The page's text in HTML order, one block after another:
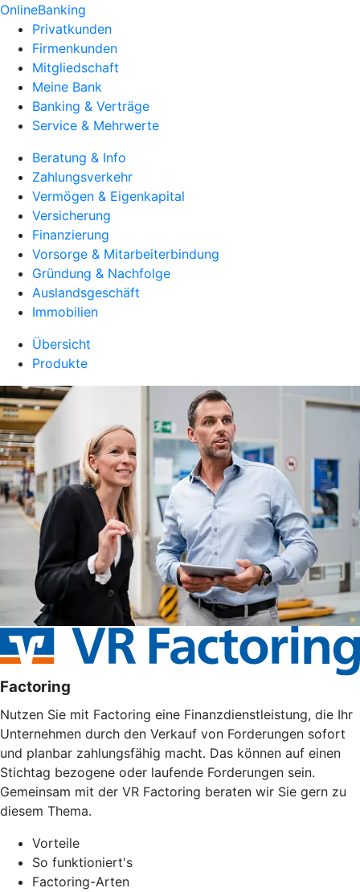
OnlineBanking
Privatkunden
Firmenkunden
Mitgliedschaft
Meine Bank
Banking & Verträge
Service & Mehrwerte
Beratung & Info
Zahlungsverkehr
Vermögen & Eigenkapital
Versicherung
Finanzierung
Vorsorge & Mitarbeiterbindung
Gründung & Nachfolge
Auslandsgeschäft
Immobilien
Übersicht
Produkte
Factoring
Nutzen Sie mit Factoring eine Finanzdienstleistung, die Ihr
Unternehmen durch den Verkauf von Forderungen sofort
und planbar zahlungsfähig macht. Das können auf einen
Stichtag bezogene oder laufende Forderungen sein.
Gemeinsam mit der VR Factoring beraten wir Sie gern zu
diesem Thema.
Vorteile
So funktioniert's
Factoring-Arten